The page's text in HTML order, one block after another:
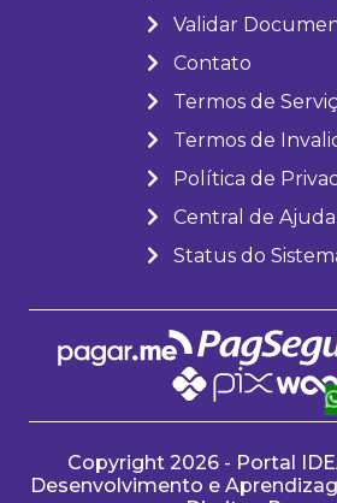
Validar
Contato
Termos de
Termos de
Política de
Central de Ajuda
Status do
Copyright 2026 - Portal
Desenvolvimento e